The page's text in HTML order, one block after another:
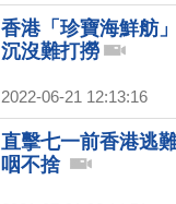
香港「珍寶海鮮舫
沉沒難打撈
2022-06-21 12:13:16
直擊七一前香港逃
咽不捨